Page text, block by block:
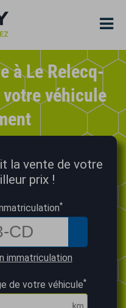
à Le Relecq-
véhicule
la vente de votre
prix !
*
immatriculation
de votre véhicule*